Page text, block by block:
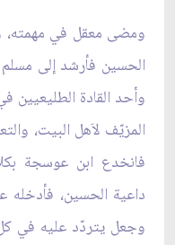
ومضى معقل في
الحسين فأرشد إلى
وأحد القادة الطليعيين
المزيّف لاَهل البيت،
فانخدع ابن عوسجة
داعية الحسين، فأدخله
وجعل يتردّد عليه في